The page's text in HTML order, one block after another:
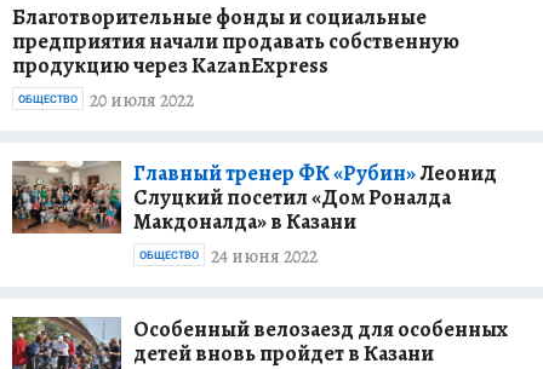
Благотворительные фонды и социальные
предприятия начали продавать собственную
продукцию через KazanExpress
20 июля 2022
ОБЩЕСТВО
Главный тренер ФК «Рубин»Леонид
Слуцкий посетил «Дом Роналда
Макдоналда» в Казани
24 июня 2022
ОБЩЕСТВО
Особенный велозаезд для особенных
детей вновь пройдет в Казани